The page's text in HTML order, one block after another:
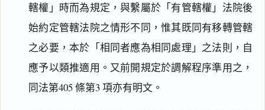
轄權」時而為規定，與繫屬於「有管轄權」法院後
始約定管轄法院之情形不同，惟其既同有移轉管轄
之必要，本於「相同者應為相同處理」之法則，自
應予以類推適用。又前開規定於調解程序準用之，
同法第405 條第3 項亦有明文。